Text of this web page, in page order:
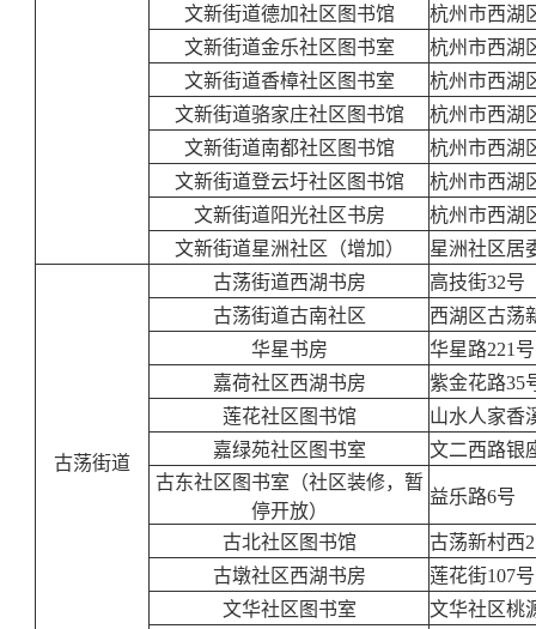
文新街道德加社区图书馆
杭州市西湖
文新街道金乐社区图书室
杭州市西湖
文新街道香樟社区图书室
杭州市西湖
文新街道骆家庄社区图书馆
杭州市西湖
文新街道南都社区图书馆
杭州市西湖
文新街道登云圩社区图书馆
杭州市西湖
文新街道阳光社区书房
杭州市西湖
文新街道星洲社区（增加）
星洲社区居
古荡街道
古荡街道西湖书房
高技街32号
古荡街道古南社区
西湖区古荡
华星书房
华星路221号
嘉荷社区西湖书房
紫金花路35
莲花社区图书馆
山水人家香
嘉绿苑社区图书室
文二西路银
古东社区图书室（社区装修，暂
停开放）
益乐路6号
古北社区图书馆
古荡新村西
古墩社区西湖书房
莲花街107号
文华社区图书室
文华社区桃